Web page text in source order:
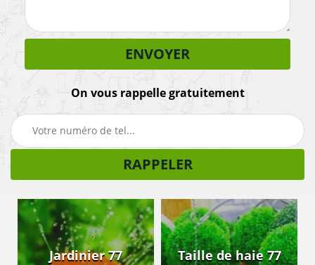
On vous rappelle gratuitement
Jardinier 77 Taille de haie 77